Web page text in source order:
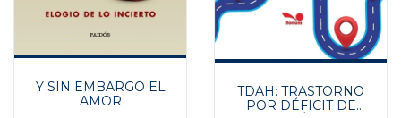
Y SIN EMBARGO EL
AMOR
TDAH: TRASTORNO
POR DÉFICIT DE